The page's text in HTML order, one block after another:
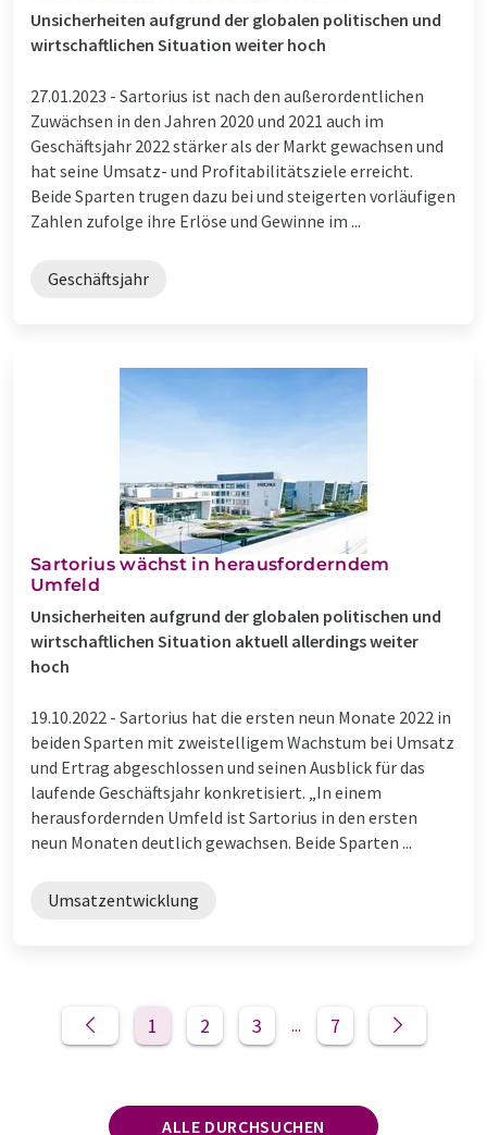
Unsicherheiten aufgrund der globalen politischen und
wirtschaftlichen Situation weiter hoch
27.01.2023 - Sartorius ist nach den außerordentlichen
Zuwächsen in den Jahren 2020 und 2021 auch im
Geschäftsjahr 2022 stärker als der Markt gewachsen und
hat seine Umsatz- und Profitabilitätsziele erreicht.
Beide Sparten trugen dazu bei und steigerten vorläufigen
Zahlen zufolge ihre Erlöse und Gewinne im ...
Geschäftsjahr
Sartorius wächst in herausforderndem
Umfeld
Unsicherheiten aufgrund der globalen politischen und
wirtschaftlichen Situation aktuell allerdings weiter
hoch
19.10.2022 - Sartorius hat die ersten neun Monate 2022 in
beiden Sparten mit zweistelligem Wachstum bei Umsatz
und Ertrag abgeschlossen und seinen Ausblick für das
laufende Geschäftsjahr konkretisiert. „In einem
herausfordernden Umfeld ist Sartorius in den ersten
neun Monaten deutlich gewachsen. Beide Sparten ...
Umsatzentwicklung
1 2 3 ... 7
ALLE DURCHSUCHEN